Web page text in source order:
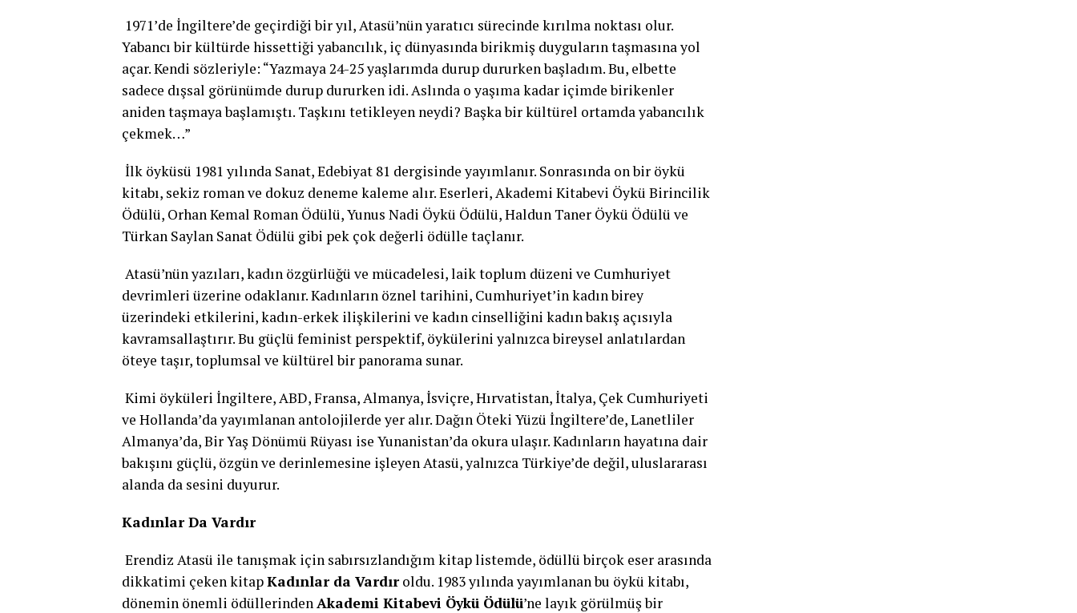
1971’de İngiltere’de geçirdiği bir yıl, Atasü’nün yaratıcı sürecinde kırılma noktası olur.
Yabancı bir kültürde hissettiği yabancılık, iç dünyasında birikmiş duyguların taşmasına yol
açar. Kendi sözleriyle: “Yazmaya 24-25 yaşlarımda durup dururken başladım. Bu, elbette
sadece dışsal görünümde durup dururken idi. Aslında o yaşıma kadar içimde birikenler
aniden taşmaya başlamıştı. Taşkını tetikleyen neydi? Başka bir kültürel ortamda yabancılık
çekmek…”
İlk öyküsü 1981 yılında Sanat, Edebiyat 81 dergisinde yayımlanır. Sonrasında on bir öykü
kitabı, sekiz roman ve dokuz deneme kaleme alır. Eserleri, Akademi Kitabevi Öykü Birincilik
Ödülü, Orhan Kemal Roman Ödülü, Yunus Nadi Öykü Ödülü, Haldun Taner Öykü Ödülü ve
Türkan Saylan Sanat Ödülü gibi pek çok değerli ödülle taçlanır.
Atasü’nün yazıları, kadın özgürlüğü ve mücadelesi, laik toplum düzeni ve Cumhuriyet
devrimleri üzerine odaklanır. Kadınların öznel tarihini, Cumhuriyet’in kadın birey
üzerindeki etkilerini, kadın-erkek ilişkilerini ve kadın cinselliğini kadın bakış açısıyla
kavramsallaştırır. Bu güçlü feminist perspektif, öykülerini yalnızca bireysel anlatılardan
öteye taşır, toplumsal ve kültürel bir panorama sunar.
Kimi öyküleri İngiltere, ABD, Fransa, Almanya, İsviçre, Hırvatistan, İtalya, Çek Cumhuriyeti
ve Hollanda’da yayımlanan antolojilerde yer alır. Dağın Öteki Yüzü İngiltere’de, Lanetliler
Almanya’da, Bir Yaş Dönümü Rüyası ise Yunanistan’da okura ulaşır. Kadınların hayatına dair
bakışını güçlü, özgün ve derinlemesine işleyen Atasü, yalnızca Türkiye’de değil, uluslararası
alanda da sesini duyurur.
Kadınlar Da Vardır
Erendiz Atasü ile tanışmak için sabırsızlandığım kitap listemde, ödüllü birçok eser arasında
dikkatimi çeken kitapKadınlar da Vardıroldu. 1983 yılında yayımlanan bu öykü kitabı,
dönemin önemli ödüllerindenAkademi Kitabevi Öykü Ödülü’ne layık görülmüş bir